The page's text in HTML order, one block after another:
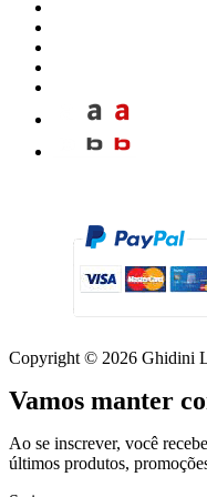
Copyright © 2026 Ghidini
Vamos manter
Ao se inscrever, você
últimos produtos,